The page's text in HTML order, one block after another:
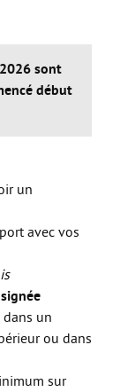
sont
début
un
avec vos
dans un
ou dans
sur